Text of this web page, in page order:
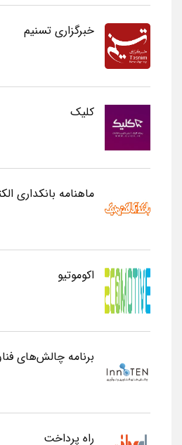
خبرگزاری تسنیم
کلیک
ماهنامه بانکداری
اکوموتیو
برنامه چالش‌های
راه پرداخت